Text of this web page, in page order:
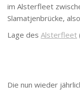
im Alsterfleet
Slamatjenbrücke,
Lage des Alsterfleet
Die nun wieder